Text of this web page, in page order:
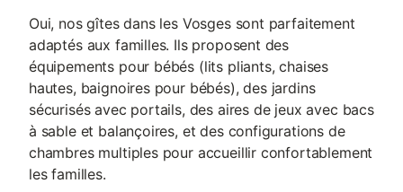
Oui, nos gîtes dans les Vosges sont parfaitement
adaptés aux familles. Ils proposent des
équipements pour bébés (lits pliants, chaises
hautes, baignoires pour bébés), des jardins
sécurisés avec portails, des aires de jeux avec bacs
à sable et balançoires, et des configurations de
chambres multiples pour accueillir confortablement
les familles.